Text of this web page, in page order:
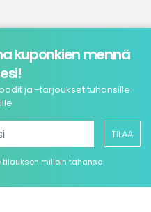
kuponkien mennä
ja -tarjoukset tuhansille
TILAA
milloin tahansa